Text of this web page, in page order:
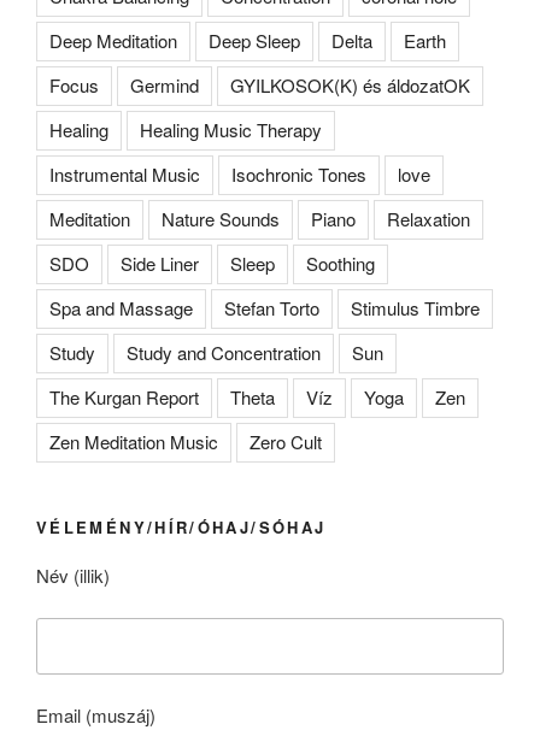
Deep Meditation
Deep Sleep Delta
Earth
Focus
Germind
GYILKOSOK(K) és áldozatOK
Healing
Healing Music Therapy
Instrumental Music
Isochronic Tones
love
Meditation
Nature Sounds Piano
Relaxation
SDO
Side Liner Sleep
Soothing
Spa and Massage
Stefan Torto
Stimulus Timbre
Study
Study and Concentration
Sun
The Kurgan Report
Theta Víz Yoga
Zen
Zen Meditation Music
Zero Cult
VÉLEMÉNY/HÍR/ÓHAJ/SÓHAJ
Név (illik)
Email (muszáj)